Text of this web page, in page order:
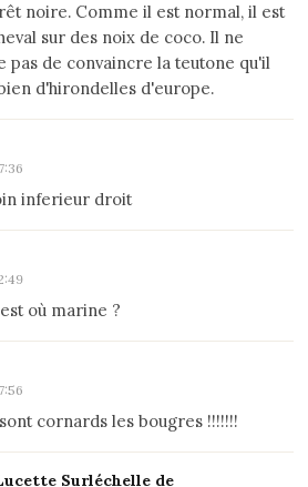
noire. Comme il est normal, il est
sur des noix de coco. Il ne
pas de convaincre la teutone qu'il
d'hirondelles d'europe.
inferieur droit
où marine ?
cornards les bougres !!!!!!!
Surléchelle de